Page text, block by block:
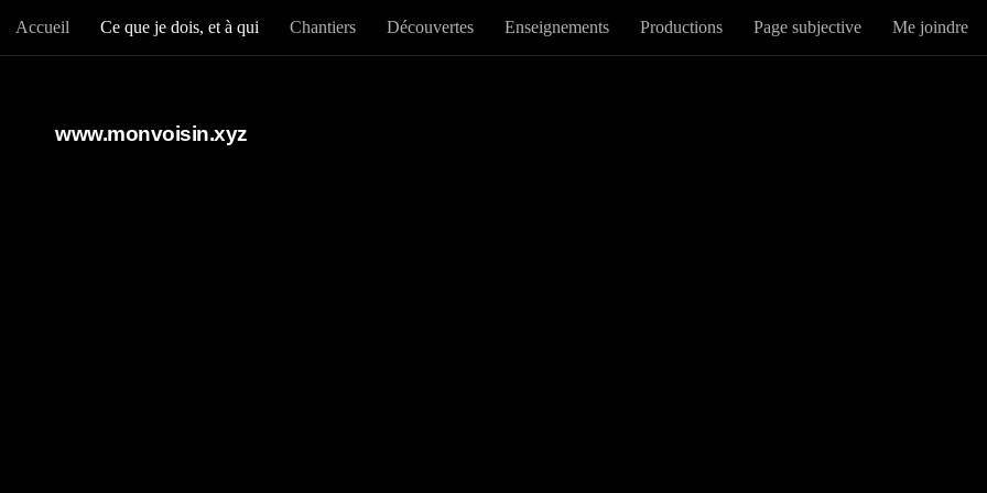
Au dessous du contenu
Accueil Ce que je dois, et à qui Chantiers Découvertes Enseignements Productions Page subjective Me joindre
www.monvoisin.xyz